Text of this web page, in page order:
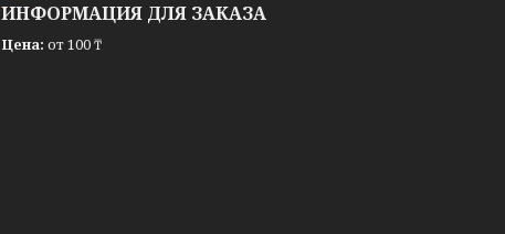
ИНФОРМАЦИЯ ДЛЯ ЗАКАЗА
Цена: от 100 ₸